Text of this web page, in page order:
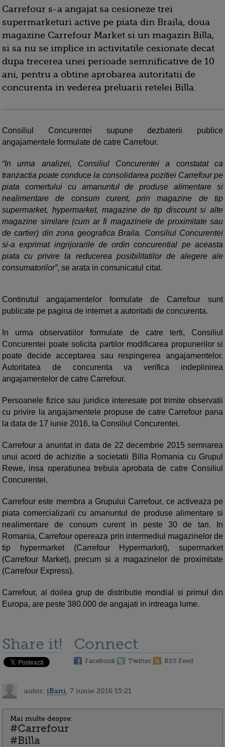
Carrefour s-a angajat sa cesioneze trei
supermarketuri active pe piata din Braila, doua
magazine Carrefour Market si un magazin Billa,
si sa nu se implice in activitatile cesionate decat
dupa trecerea unei perioade semnificative de 10
ani, pentru a obtine aprobarea autoritatii de
concurenta in vederea preluarii retelei Billa.
Consiliul Concurentei supune dezbaterii publice
angajamentele formulate de catre Carrefour.
“In urma analizei, Consiliul Concurentei a constatat ca
tranzactia poate conduce la consolidarea pozitiei Carrefour pe
piata comertului cu amanuntul de produse alimentare si
nealimentare de consum curent, prin magazine de tip
supermarket, hypermarket, magazine de tip discount si alte
magazine similare (cum ar fi magazinele de proximitate sau
de cartier) din zona geografica Braila. Consiliul Concurentei
si-a exprimat ingrijorarile de ordin concurential pe aceasta
piata cu privire la reducerea posibilitatilor de alegere ale
consumatorilor”, se arata in comunicatul citat.
Continutul angajamentelor formulate de Carrefour sunt
publicate pe pagina de internet a autoritatii de concurenta.
In urma observatiilor formulate de catre terti, Consiliul
Concurentei poate solicita partilor modificarea propunerilor si
poate decide acceptarea sau respingerea angajamentelor.
Autoritatea de concurenta va verifica indeplinirea
angajamentelor de catre Carrefour.
Persoanele fizice sau juridice interesate pot trimite observatii
cu privire la angajamentele propuse de catre Carrefour pana
la data de 17 iunie 2016, la Consiliul Concurentei.
Carrefour a anuntat in data de 22 decembrie 2015 semnarea
unui acord de achizitie a societatii Billa Romania cu Grupul
Rewe, insa operatiunea trebuia aprobata de catre Consiliul
Concurentei.
Carrefour este membra a Grupului Carrefour, ce activeaza pe
piata comercializarii cu amanuntul de produse alimentare si
nealimentare de consum curent in peste 30 de tari. In
Romania, Carrefour opereaza prin intermediul magazinelor de
tip hypermarket (Carrefour Hypermarket), supermarket
(Carrefour Market), precum si a magazinelor de proximitate
(Carrefour Express).
Carrefour, al doilea grup de distributie mondial si primul din
Europa, are peste 380.000 de angajati in intreaga lume.
Share it! Connect
Facebook Twitter RSS Feed
autor: iBani , 7 iunie 2016 15:21
Mai multe despre:
#Carrefour
#Billa